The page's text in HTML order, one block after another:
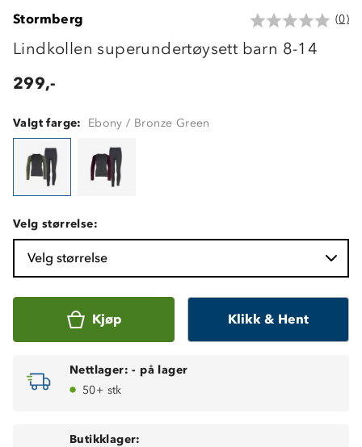
Stormberg (0)
Lindkollen superundertøysett barn 8-14
299,-
Valgt farge: Ebony / Bronze Green
Velg størrelse:
Velg størrelse
Kjøp Klikk & Hent
Nettlager: - på lager
50+ stk
Butikklager: